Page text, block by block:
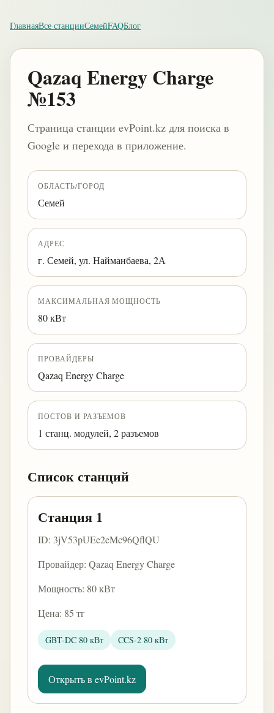
ГлавнаяВсе станцииСемейFAQБлог
Qazaq Energy Charge
№153
Страница станции evPoint.kz для поиска в
Google и перехода в приложение.
ОБЛАСТЬ/ГОРОД
Семей
АДРЕС
г. Семей, ул. Найманбаева, 2А
МАКСИМАЛЬНАЯ МОЩНОСТЬ
80 кВт
ПРОВАЙДЕРЫ
Qazaq Energy Charge
ПОСТОВ И РАЗЪЕМОВ
1 станц. модулей, 2 разъемов
Список станций
Станция 1
ID: 3jV53pUEe2eMc96QflQU
Провайдер: Qazaq Energy Charge
Мощность: 80 кВт
Цена: 85 тг
GBT-DC 80 кВт CCS-2 80 кВт
Открыть в evPoint.kz